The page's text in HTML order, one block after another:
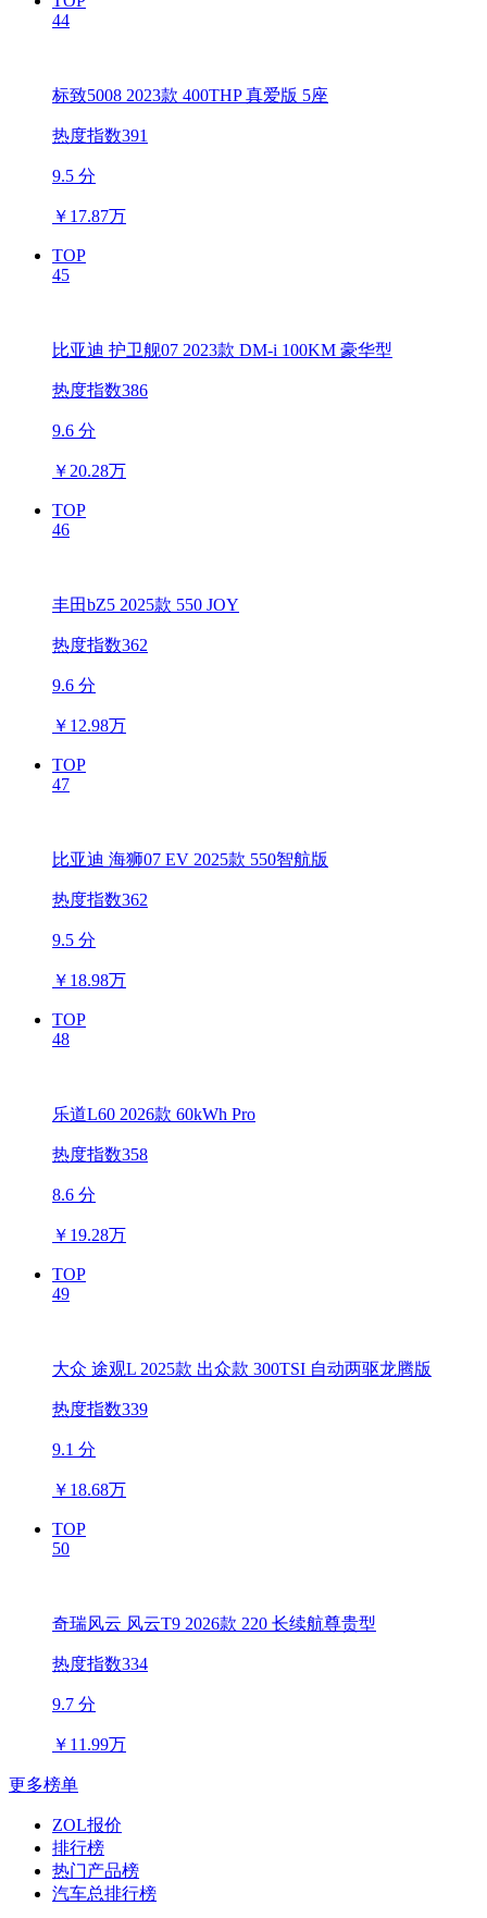
44
标致5008 2023款 400THP 真爱版 5座
热度指数391
9.5 分
￥ 17.87万
TOP
45
比亚迪 护卫舰07 2023款 DM-i 100KM 豪华型
热度指数386
9.6 分
￥ 20.28万
TOP
46
丰田bZ5 2025款 550 JOY
热度指数362
9.6 分
￥ 12.98万
TOP
47
比亚迪 海狮07 EV 2025款 550智航版
热度指数362
9.5 分
￥ 18.98万
TOP
48
乐道L60 2026款 60kWh Pro
热度指数358
8.6 分
￥ 19.28万
TOP
49
大众 途观L 2025款 出众款 300TSI 自动两驱龙腾版
热度指数339
9.1 分
￥ 18.68万
TOP
50
奇瑞风云 风云T9 2026款 220 长续航尊贵型
热度指数334
9.7 分
￥ 11.99万
更多榜单
ZOL报价
排行榜
热门产品榜
汽车总排行榜